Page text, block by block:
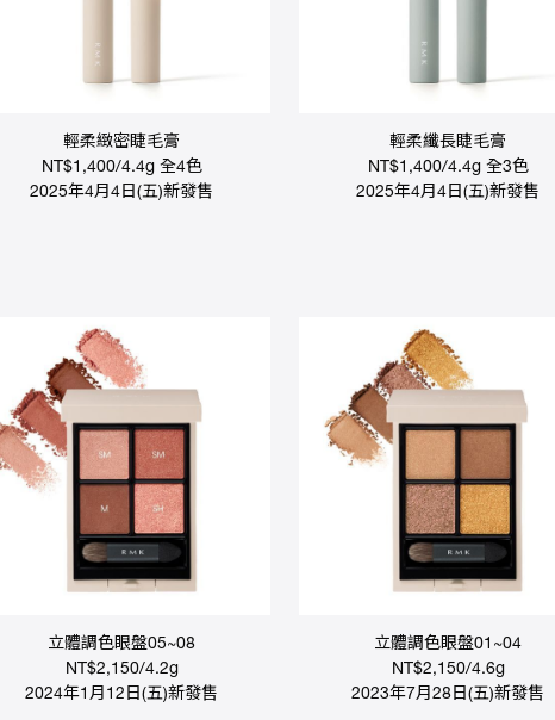
輕柔緻密睫毛膏
NT$1,400/4.4g 全4色
2025年4月4日(五)新發售
輕柔纖長睫毛膏
NT$1,400/4.4g 全3色
2025年4月4日(五)新發售
立體調色眼盤05~08
NT$2,150/4.2g
2024年1月12日(五)新發售
立體調色眼盤01~04
NT$2,150/4.6g
2023年7月28日(五)新發售